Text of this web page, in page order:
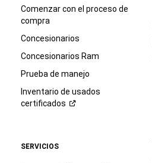
Comenzar con el proceso de
compra
Concesionarios
Concesionarios Ram
Prueba de manejo
Inventario de usados
certificados
SERVICIOS